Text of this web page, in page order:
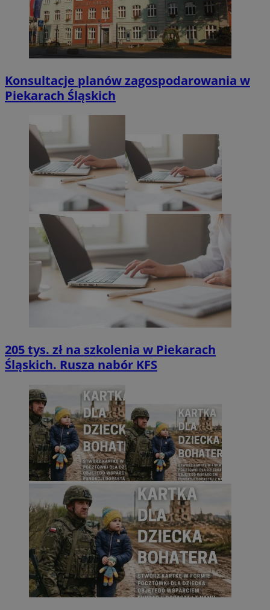
Konsultacje planów zagospodarowania w
Piekarach Śląskich
205 tys. zł na szkolenia w Piekarach
Śląskich. Rusza nabór KFS